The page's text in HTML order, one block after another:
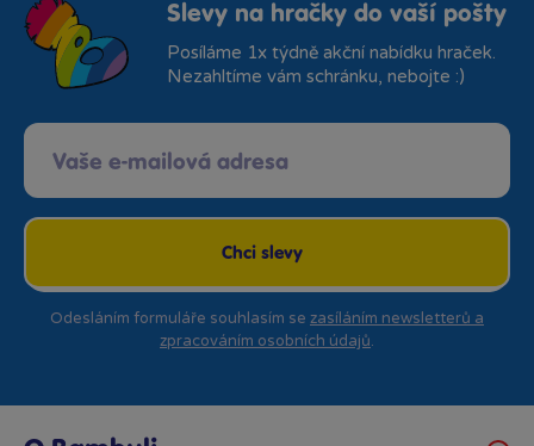
Slevy na hračky do vaší pošty
Posíláme 1x týdně akční nabídku hraček.
Nezahltíme vám schránku, nebojte :)
Chci slevy
Odesláním formuláře souhlasím se zasíláním newsletterů a
zpracováním osobních údajů.